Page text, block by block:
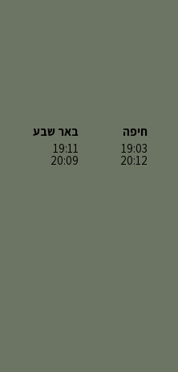
חיפה
19:03
20:12
באר שבע
19:11
20:09